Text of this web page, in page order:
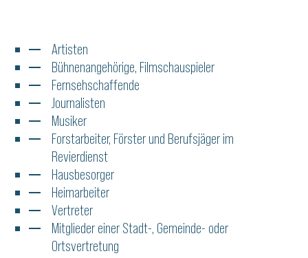
Artisten
Bühnenangehörige, Filmschauspieler
Fernsehschaffende
Journalisten
Musiker
Forstarbeiter, Förster und Berufsjäger im
Revierdienst
Hausbesorger
Heimarbeiter
Vertreter
Mitglieder einer Stadt-, Gemeinde- oder
Ortsvertretung